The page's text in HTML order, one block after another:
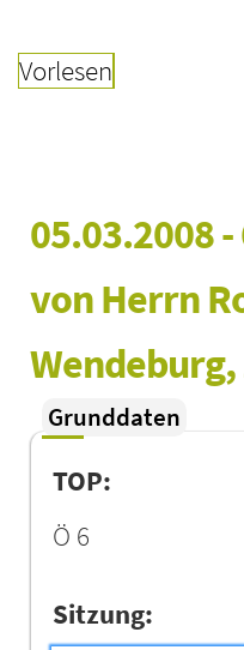
Vorlesen
05.03.2008
von Herrn
Wendeburg,
Grunddaten
TOP:
Ö 6
Sitzung: